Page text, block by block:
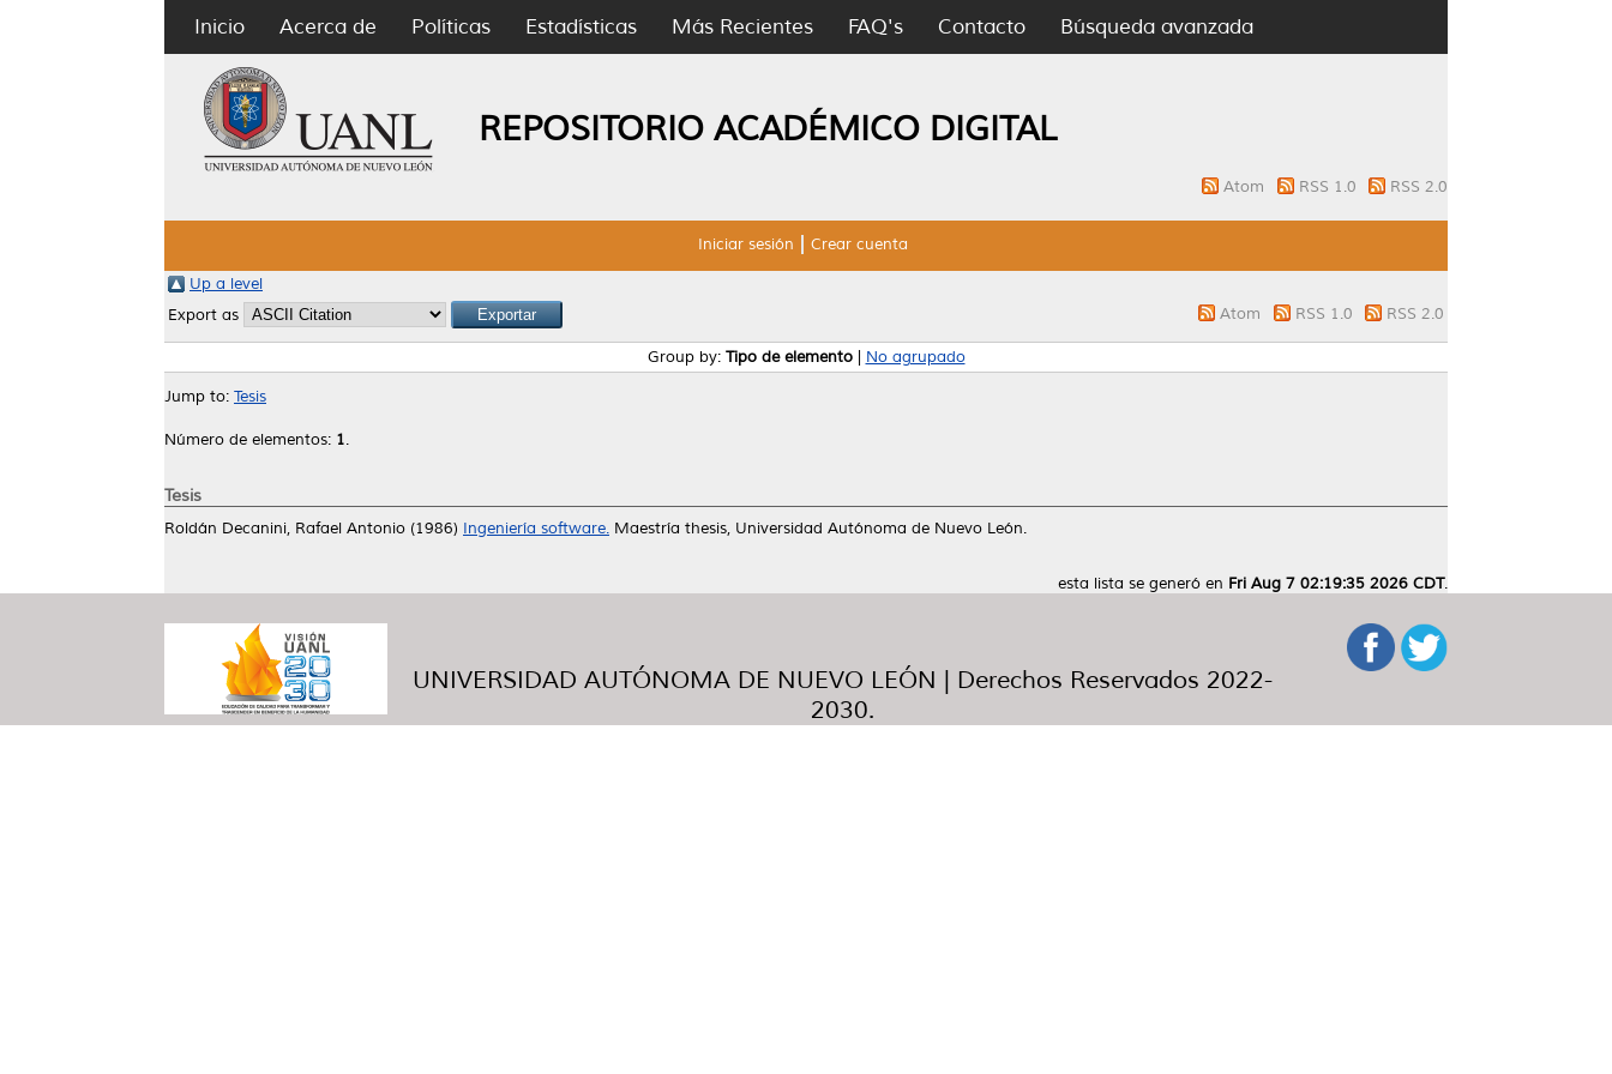
Inicio Acerca de Políticas Estadísticas Más Recientes FAQ's Contacto Búsqueda avanzada
REPOSITORIO ACADÉMICO DIGITAL
Atom RSS 1.0 RSS 2.0
Iniciar sesión Crear cuenta
Up a level
Export as
Atom RSS 1.0 RSS 2.0
Group by: Tipo de elemento| No agrupado
Jump to: Tesis
Número de elementos: 1.
Tesis
Roldán Decanini, Rafael Antonio (1986) Ingeniería software. Maestría thesis, Universidad Autónoma de Nuevo León.
esta lista se generó en Fri Aug 7 02:19:35 2026 CDT.
UNIVERSIDAD AUTÓNOMA DE NUEVO LEÓN | Derechos Reservados 2022-
2030.